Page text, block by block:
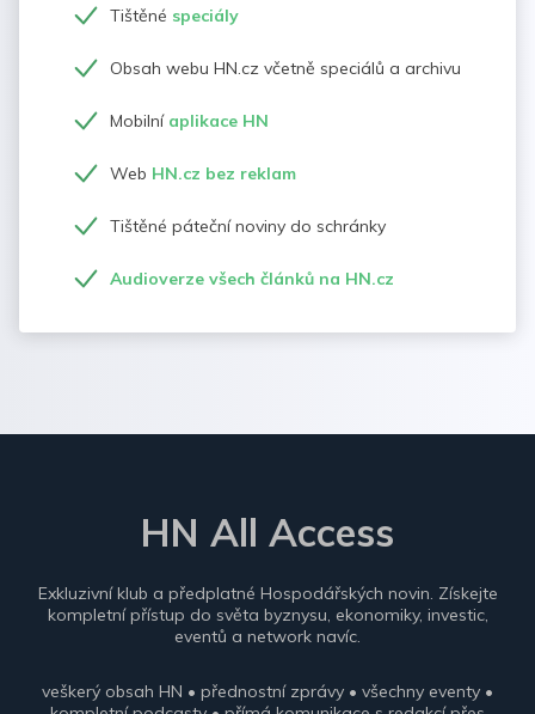
Tištěné speciály
Obsah webu HN.cz včetně speciálů a archivu
Mobilní aplikace HN
Web HN.cz bez reklam
Tištěné páteční noviny do schránky
Audioverze všech článků na HN.cz
HN All Access
Exkluzivní klub a předplatné Hospodářských novin. Získejte
kompletní přístup do světa byznysu, ekonomiky, investic,
eventů a network navíc.
veškerý obsah HN • přednostní zprávy • všechny eventy •